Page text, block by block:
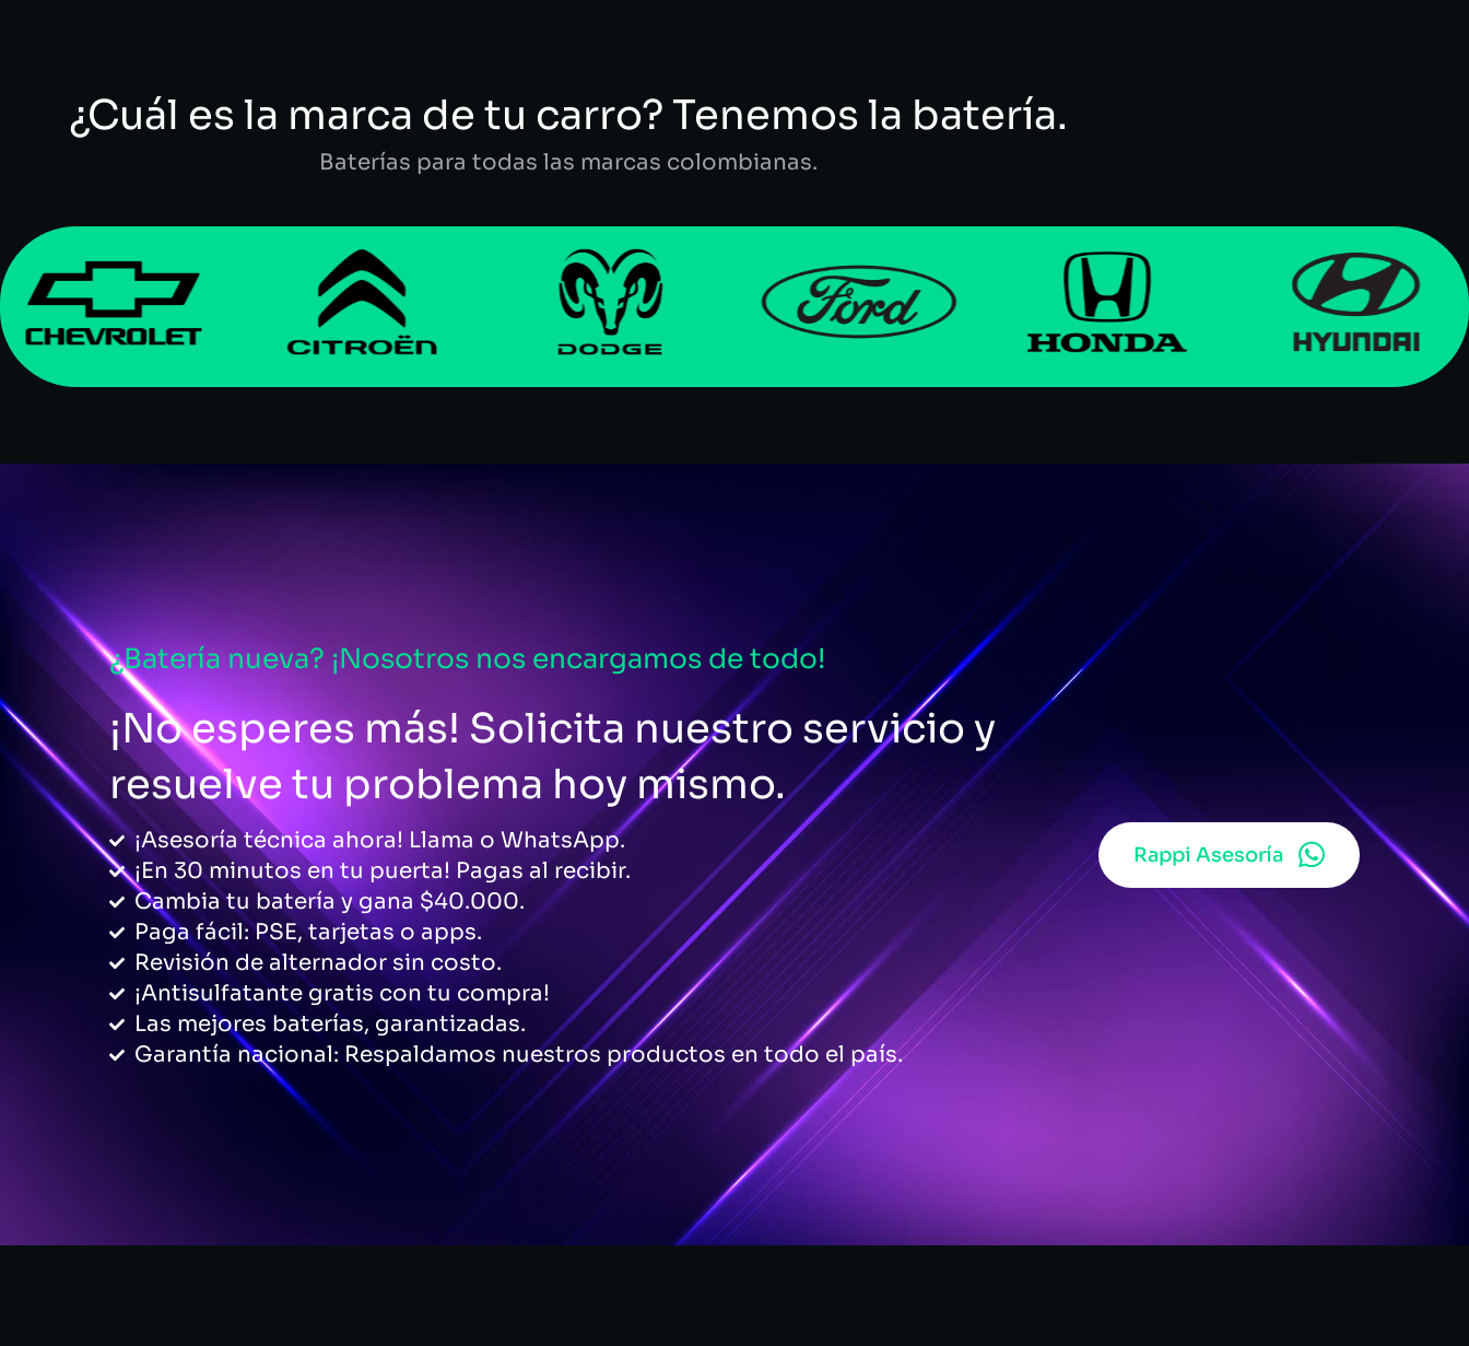
¿Cuál es la marca de tu carro? Tenemos la batería.
Baterías para todas las marcas colombianas.
¿Batería nueva? ¡Nosotros nos encargamos de todo!
¡No esperes más! Solicita nuestro servicio y
resuelve tu problema hoy mismo.
¡Asesoría técnica ahora! Llama o WhatsApp.
¡En 30 minutos en tu puerta! Pagas al recibir.
Cambia tu batería y gana $40.000.
Paga fácil: PSE, tarjetas o apps.
Revisión de alternador sin costo.
¡Antisulfatante gratis con tu compra!
Las mejores baterías, garantizadas.
Garantía nacional: Respaldamos nuestros productos en todo el país.
Rappi Asesoría